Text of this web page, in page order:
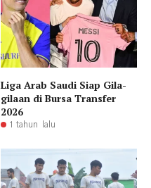
Liga Arab Saudi Siap Gila-
gilaan di Bursa Transfer
2026
1 tahun lalu